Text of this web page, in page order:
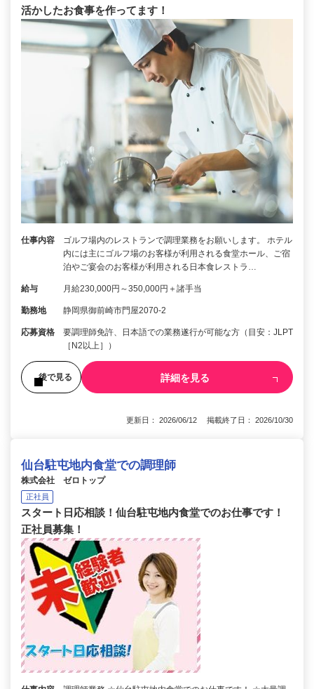
活かしたお食事を作ってます！
仕事内容
ゴルフ場内のレストランで調理業務をお願いします。 ホテル
内には主にゴルフ場のお客様が利用される食堂ホール、ご宿
泊やご宴会のお客様が利用される日本食レストラ…
給与 月給230,000円～350,000円＋諸手当
勤務地 静岡県御前崎市門屋2070-2
応募資格
要調理師免許、日本語での業務遂行が可能な方（目安：JLPT
［N2以上］）
後で見る 詳細を見る
更新日： 2026/06/12 掲載終了日： 2026/10/30
仙台駐屯地内食堂での調理師
株式会社 ゼロトップ
正社員
スタート日応相談！仙台駐屯地内食堂でのお仕事です！
正社員募集！